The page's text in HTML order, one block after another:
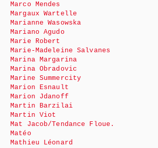
Marco Mendes
Margaux Wartelle
Marianne Wasowska
Mariano Agudo
Marie Robert
Marie-Madeleine Salvanes
Marina Margarina
Marina Obradovic
Marine Summercity
Marion Esnault
Marion Jdanoff
Martin Barzilai
Martin Viot
Mat Jacob/Tendance Floue.
Matéo
Mathieu Léonard